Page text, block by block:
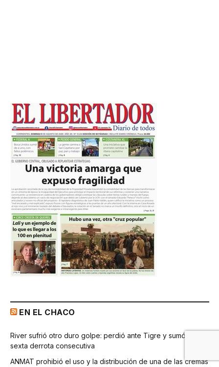
EN EL CHACO
River sufrió otro duro golpe: perdió ante Tigre y sumó la
sexta derrota consecutiva
ANMAT prohibió el uso y la distribución de una de las cremas